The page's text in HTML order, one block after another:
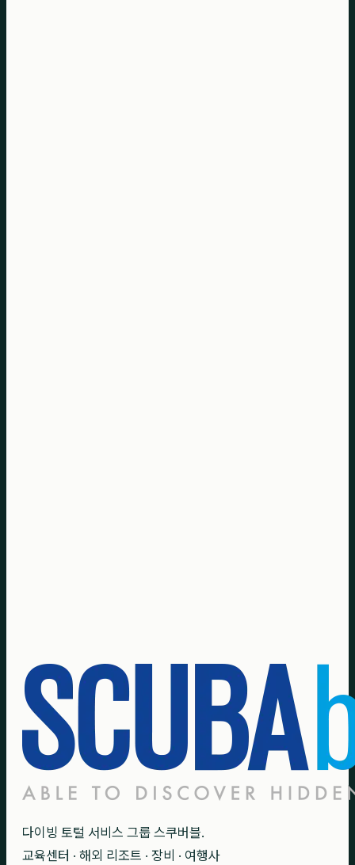
다이빙 토털 서비스 그룹 스쿠버블.
교육센터 · 해외 리조트 · 장비 · 여행사